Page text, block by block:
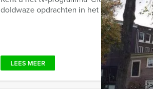
doldwaze opdrachten in het centrum van
LEES MEER